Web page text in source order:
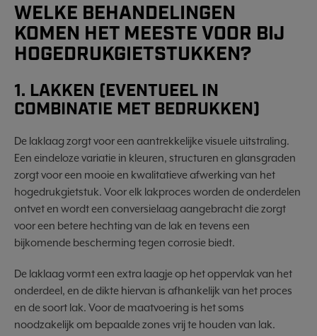
WELKE BEHANDELINGEN
KOMEN HET MEESTE VOOR BIJ
HOGEDRUKGIETSTUKKEN?
1. LAKKEN (EVENTUEEL IN
COMBINATIE MET BEDRUKKEN)
De laklaag zorgt voor een aantrekkelijke visuele uitstraling.
Een eindeloze variatie in kleuren, structuren en glansgraden
zorgt voor een mooie en kwalitatieve afwerking van het
hogedrukgietstuk. Voor elk lakproces worden de onderdelen
ontvet en wordt een conversielaag aangebracht die zorgt
voor een betere hechting van de lak en tevens een
bijkomende bescherming tegen corrosie biedt.
De laklaag vormt een extra laagje op het oppervlak van het
onderdeel, en de dikte hiervan is afhankelijk van het proces
en de soort lak. Voor de maatvoering is het soms
noodzakelijk om bepaalde zones vrij te houden van lak.